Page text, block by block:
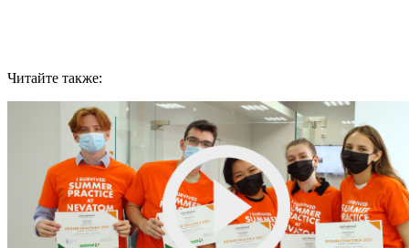
Читайте также: